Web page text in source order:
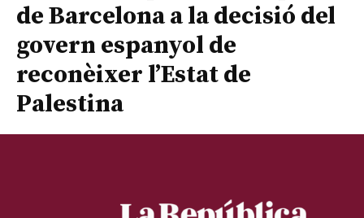
de Barcelona a la decisió del
govern espanyol de
reconèixer l’Estat de
Palestina